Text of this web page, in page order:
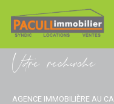
Vore recece
AGENCE IMMOBILIÈRE AU